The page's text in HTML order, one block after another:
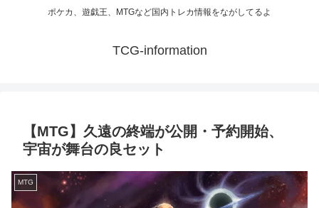
ポケカ、遊戯王、MTGなど国内トレカ情報をながしてるよ
TCG-information
【MTG】久遠の終端が公開・予約開始、
宇宙が舞台の良セット
MTG